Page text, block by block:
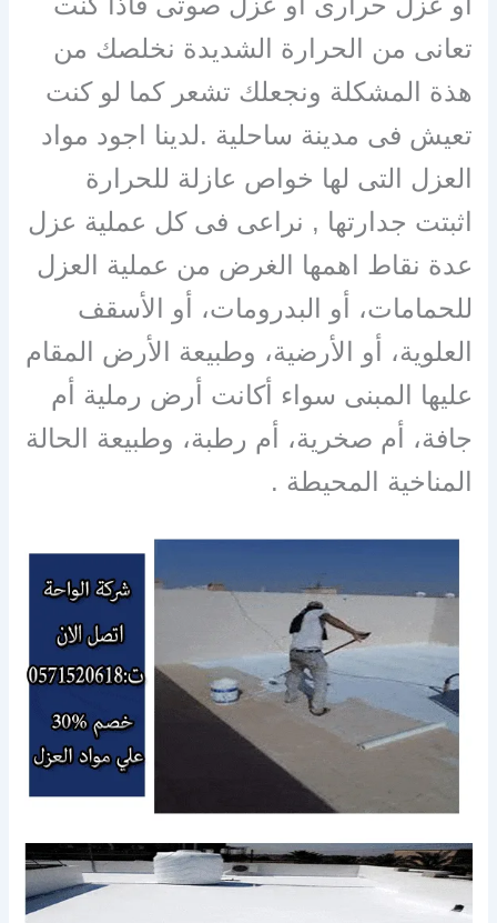
تعانى من الحرارة الشديدة نخلصك من
هذة المشكلة ونجعلك تشعر كما لو كنت
تعيش فى مدينة ساحلية .لدينا اجود مواد
العزل التى لها خواص عازلة للحرارة
اثبتت جدارتها , نراعى فى كل عملية عزل
عدة نقاط اهمها الغرض من عملية العزل
للحمامات، أو البدرومات، أو الأسقف
العلوية، أو الأرضية، وطبيعة الأرض المقام
عليها المبنى سواء أكانت أرض رملية أم
جافة، أم صخرية، أم رطبة، وطبيعة الحالة
المناخية المحيطة .